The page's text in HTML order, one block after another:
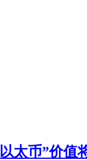
太币”价值